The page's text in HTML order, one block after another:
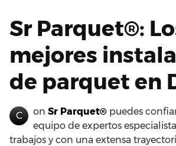
Sr Parquet®:
mejores
de parquet en
C on Sr Parquet® puedes
equipo de expertos
trabajos y con una extensa